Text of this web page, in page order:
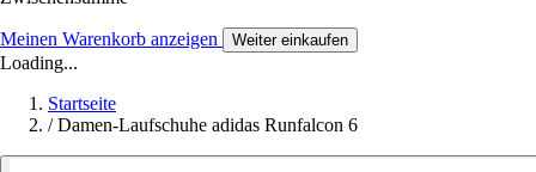
Meinen Warenkorb anzeigen Weiter einkaufen
Loading...
Startseite
/ Damen-Laufschuhe adidas Runfalcon 6